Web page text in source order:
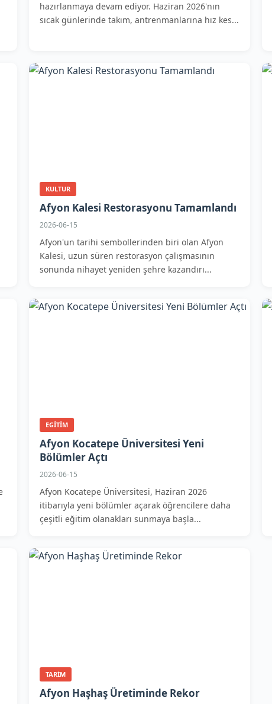
hazırlanmaya devam ediyor. Haziran 2026'nın
sıcak günlerinde takım, antrenmanlarına hız kes...
KULTUR
Afyon Kalesi Restorasyonu Tamamlandı
2026-06-15
Afyon'un tarihi sembollerinden biri olan Afyon
Kalesi, uzun süren restorasyon çalışmasının
sonunda nihayet yeniden şehre kazandırı...
EGITIM
Afyon Kocatepe Üniversitesi Yeni
Bölümler Açtı
2026-06-15
Afyon Kocatepe Üniversitesi, Haziran 2026
itibarıyla yeni bölümler açarak öğrencilere daha
çeşitli eğitim olanakları sunmaya başla...
TARIM
Afyon Haşhaş Üretiminde Rekor